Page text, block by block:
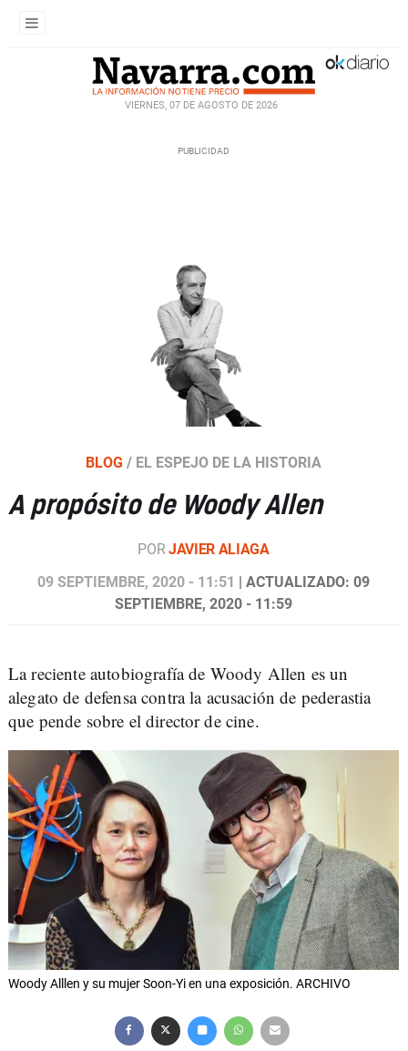
VIERNES, 07 DE AGOSTO DE 2026
BLOG / EL ESPEJO DE LA HISTORIA
A propósito de Woody Allen
PORJAVIER ALIAGA
09 SEPTIEMBRE, 2020 - 11:51 | ACTUALIZADO: 09
SEPTIEMBRE, 2020 - 11:59
La reciente autobiografía de Woody Allen es un
alegato de defensa contra la acusación de pederastia
que pende sobre el director de cine.
Woody Alllen y su mujer Soon-Yi en una exposición. ARCHIVO